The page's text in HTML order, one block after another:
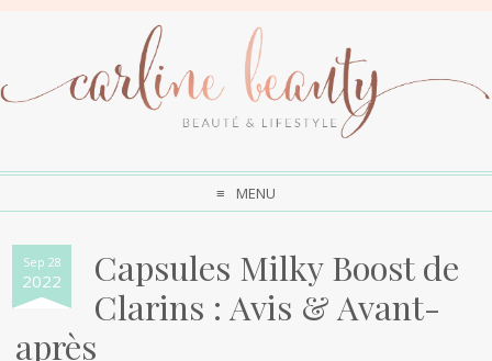
MENU
Sep 28
2022
Capsules Milky Boost de
Clarins : Avis & Avant-
après